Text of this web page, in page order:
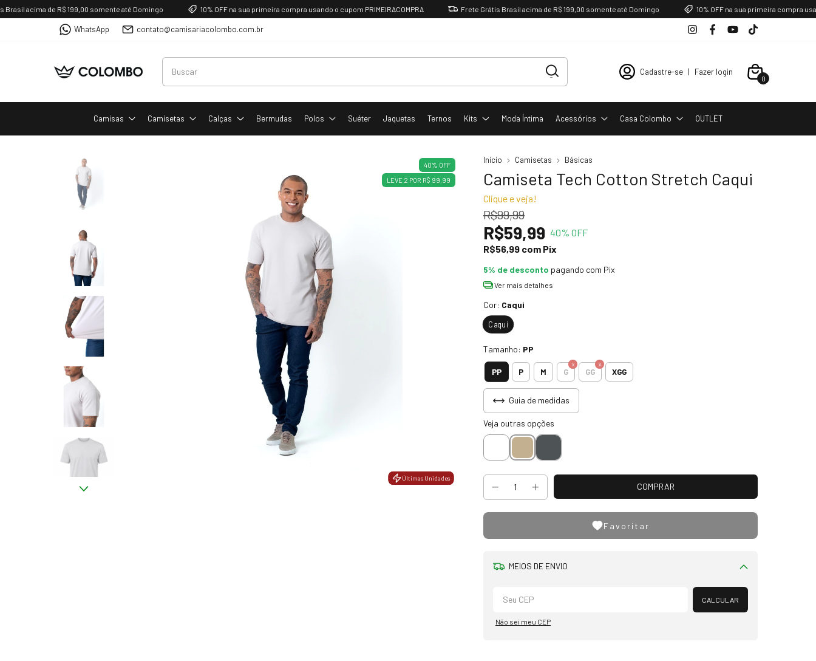
de R$ 199,00 somente até Domingo 10% OFF na sua primeira compra usando o cupom PRIMEIRACOMPRA Frete Grátis Brasil acima de R$ 199,00 somente até Domingo 10% OFF na sua primeira compra usando o
WhatsApp contato@camisariacolombo.com.br
Cadastre-se | Fazer login
0
Camisas Camisetas Calças Bermudas Polos Suéter Jaquetas Ternos Kits Moda Íntima Acessórios Casa Colombo OUTLET
40% OFF
LEVE 2 POR R$ 99,99
Últimas Unidades
Últimas Unidades
Início Camisetas Básicas
Camiseta Tech Cotton Stretch Caqui
Clique e veja!
R$99,99
R$59,99 40% OFF
R$56,99 com Pix
5% de desconto pagando com Pix
Ver mais detalhes
Cor: Caqui
Caqui
Tamanho: PP
PP P M G GG XGG
Guia de medidas
Veja outras opções
Favoritar
MEIOS DE ENVIO
Alterar CEP
CALCULAR
Não sei meu CEP